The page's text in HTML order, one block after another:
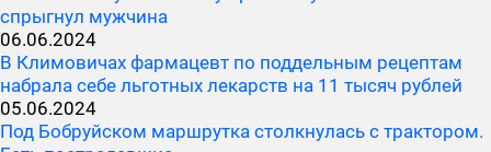
спрыгнул мужчина
06.06.2024
В Климовичах фармацевт по поддельным рецептам
набрала себе льготных лекарств на 11 тысяч рублей
05.06.2024
Под Бобруйском маршрутка столкнулась с трактором.